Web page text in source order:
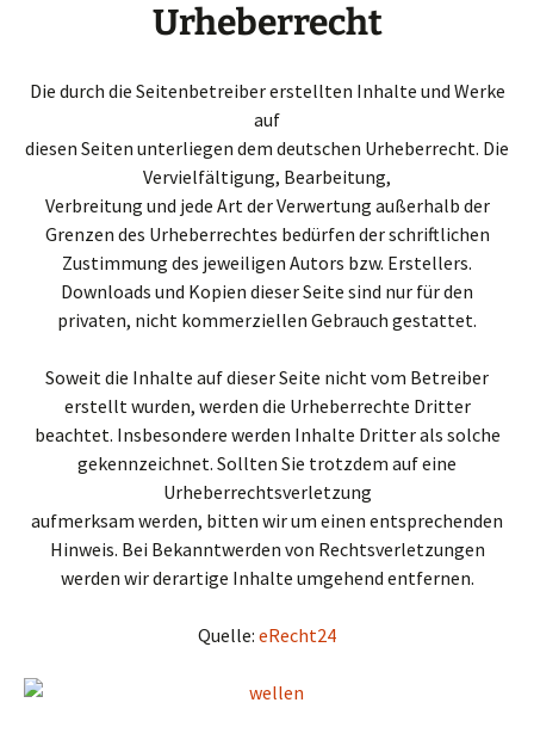
Urheberrecht
Die durch die Seitenbetreiber erstellten Inhalte und Werke
auf
diesen Seiten unterliegen dem deutschen Urheberrecht. Die
Vervielfältigung, Bearbeitung,
Verbreitung und jede Art der Verwertung außerhalb der
Grenzen des Urheberrechtes bedürfen der schriftlichen
Zustimmung des jeweiligen Autors bzw. Erstellers.
Downloads und Kopien dieser Seite sind nur für den
privaten, nicht kommerziellen Gebrauch gestattet.
Soweit die Inhalte auf dieser Seite nicht vom Betreiber
erstellt wurden, werden die Urheberrechte Dritter
beachtet. Insbesondere werden Inhalte Dritter als solche
gekennzeichnet. Sollten Sie trotzdem auf eine
Urheberrechtsverletzung
aufmerksam werden, bitten wir um einen entsprechenden
Hinweis. Bei Bekanntwerden von Rechtsverletzungen
werden wir derartige Inhalte umgehend entfernen.
Quelle: eRecht24